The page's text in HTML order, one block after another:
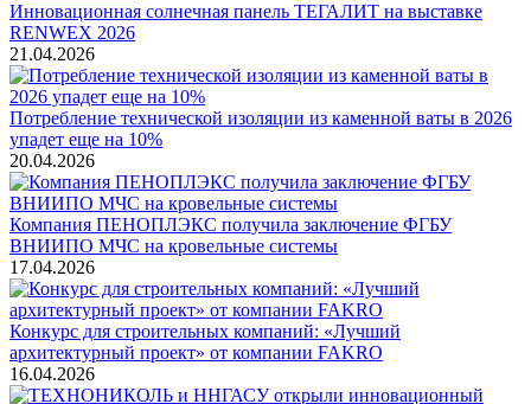
Инновационная солнечная панель ТЕГАЛИТ на выставке
RENWEX 2026
21.04.2026
Потребление технической изоляции из каменной ваты в 2026
упадет еще на 10%
20.04.2026
Компания ПЕНОПЛЭКС получила заключение ФГБУ
ВНИИПО МЧС на кровельные системы
17.04.2026
Конкурс для строительных компаний: «Лучший
архитектурный проект» от компании FAKRO
16.04.2026